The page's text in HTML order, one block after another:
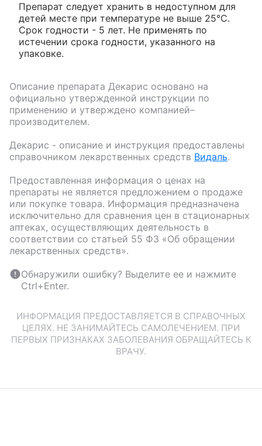
Препарат следует хранить в недоступном для
детей месте при температуре не выше 25°С.
Срок годности - 5 лет. Не применять по
истечении срока годности, указанного на
упаковке.
Описание препарата Декарис основано на
официально утвержденной инструкции по
применению и утверждено компанией–
производителем.
Декарис - описание и инструкция предоставлены
справочником лекарственных средств Видаль.
Предоставленная информация о ценах на
препараты не является предложением о продаже
или покупке товара. Информация предназначена
исключительно для сравнения цен в стационарных
аптеках, осуществляющих деятельность в
соответствии со статьей 55 ФЗ «Об обращении
лекарственных средств».
Обнаружили ошибку? Выделите ее и нажмите
Ctrl+Enter.
ИНФОРМАЦИЯ ПРЕДОСТАВЛЯЕТСЯ В СПРАВОЧНЫХ
ЦЕЛЯХ. НЕ ЗАНИМАЙТЕСЬ САМОЛЕЧЕНИЕМ. ПРИ
ПЕРВЫХ ПРИЗНАКАХ ЗАБОЛЕВАНИЯ ОБРАЩАЙТЕСЬ К
ВРАЧУ.